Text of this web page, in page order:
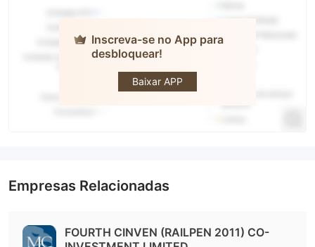
Inscreva-se no App para
desbloquear!
Baixar APP
Morgen and
Empresas Relacionadas
FOURTH CINVEN (RAILPEN 2011) CO-